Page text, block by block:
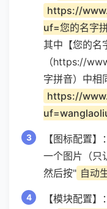
https://
uf=您的名字
其中【您的名
（https://
字拼音）中相
https://
【图标配置】
一个图片（只
然后按" 自动
【模块配置】